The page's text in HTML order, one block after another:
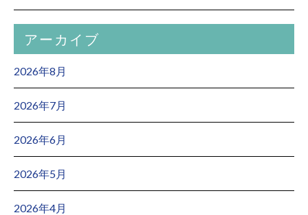
アーカイブ
2026年8月
2026年7月
2026年6月
2026年5月
2026年4月